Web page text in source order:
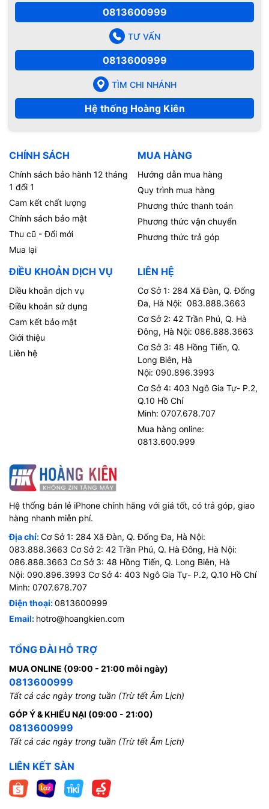
0813600999
TƯ VẤN
0813600999
TÌM CHI NHÁNH
Hệ thống Hoàng Kiên
CHÍNH SÁCH
Chính sách bảo hành 12 tháng
1 đổi 1
Cam kết chất lượng
Chính sách bảo mật
Thu cũ - Đổi mới
Mua lại
MUA HÀNG
Hướng dẫn mua hàng
Quy trình mua hàng
Phương thức thanh toán
Phương thức vận chuyển
Phương thức trả góp
ĐIỀU KHOẢN DỊCH VỤ
Diều khoản dịch vụ
Điều khoản sử dụng
Cam kết bảo mật
Giới thiệu
Liên hệ
LIÊN HỆ
Cơ Sở 1: 284 Xã Đàn, Q. Đống
Đa, Hà Nội: 083.888.3663
Cơ Sở 2: 42 Trần Phú, Q. Hà
Đông, Hà Nội: 086.888.3663
Cơ Sở 3: 48 Hồng Tiến, Q.
Long Biên, Hà
Nội: 090.896.3993
Cơ Sở 4: 403 Ngô Gia Tự- P.2,
Q.10 Hồ Chí
Minh: 0707.678.707
Mua hàng online:
0813.600.999
Hệ thống bán lẻ iPhone chính hãng với giá tốt, có trả góp, giao
hàng nhanh miễn phí.
Địa chỉ:Cơ Sở 1: 284 Xã Đàn, Q. Đống Đa, Hà Nội:
083.888.3663 Cơ Sở 2: 42 Trần Phú, Q. Hà Đông, Hà Nội:
086.888.3663 Cơ Sở 3: 48 Hồng Tiến, Q. Long Biên, Hà
Nội: 090.896.3993 Cơ Sở 4: 403 Ngô Gia Tự- P.2, Q.10 Hồ Chí
Minh: 0707.678.707
Điện thoại:0813600999
Email: hotro@hoangkien.com
TỔNG ĐÀI HỖ TRỢ
MUA ONLINE (09:00 - 21:00 mỗi ngày)
0813600999
Tất cả các ngày trong tuần (Trừ tết Âm Lịch)
GÓP Ý & KHIẾU NẠI (09:00 - 21:00)
0813600999
Tất cả các ngày trong tuần (Trừ tết Âm Lịch)
LIÊN KẾT SÀN